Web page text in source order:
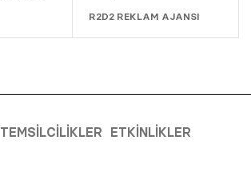
R2D2 REKLAM AJANSI
TEMSILCILIKLER ETKINLIKLER